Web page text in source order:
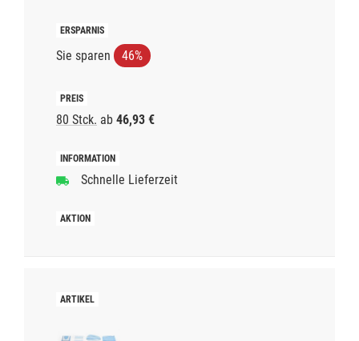
Sie sparen 46%
80 Stck. ab 46,93 €
Schnelle Lieferzeit